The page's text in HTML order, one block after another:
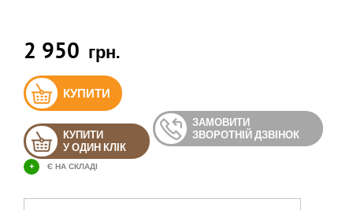
2 950 грн.
КУПИТИ
КУПИТИ
У ОДИН КЛІК
ЗАМОВИТИ
ЗВОРОТНІЙ ДЗВІНОК
+ Є НА СКЛАДІ